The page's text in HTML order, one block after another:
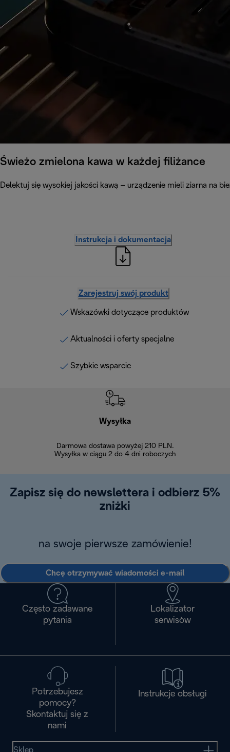
Świeżo zmielona kawa w każdej filiżance
Delektuj się wysokiej jakości kawą – urządzenie mieli ziarna na
Instrukcja i dokumentacja
Zarejestruj swój produkt
Wskazówki dotyczące produktów
Aktualności i oferty specjalne
Szybkie wsparcie
Wysyłka
Darmowa dostawa powyżej 210 PLN.
Wysyłka w ciągu 2 do 4 dni roboczych
Zapisz się do newslettera i odbierz 5%
zniżki
na swoje pierwsze zamówienie!
Chcę otrzymywać wiadomości e-mail
Często zadawane
pytania
Lokalizator
serwisòw
Potrzebujesz
pomocy?
Skontaktuj się z
nami
Instrukcje obsługi
Sklep